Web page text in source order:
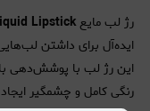
رژ لب مایعLipstick
ایده‌آل برای داشتن
این رژ لب با پوشش‌دهی
رنگی کامل و چشمگیر